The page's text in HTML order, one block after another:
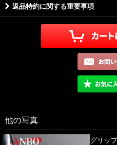
返品特約に関する重要事項
他の写真
グリッ